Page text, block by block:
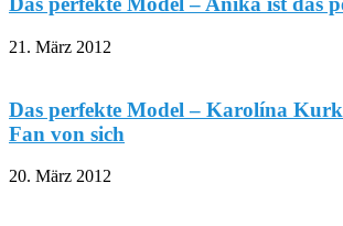
21. März 2012
Das perfekte Model – Karolína
Fan von sich
20. März 2012